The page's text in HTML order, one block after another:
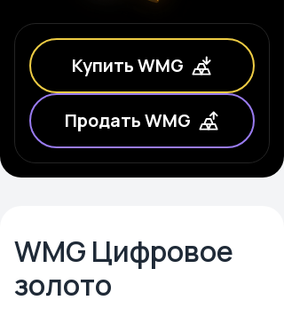
Купить WMG
Продать WMG
WMG Цифровое
золото